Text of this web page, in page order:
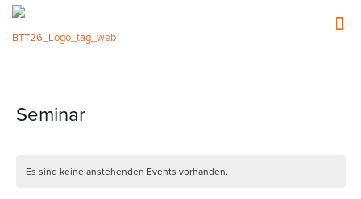
Seminar
Es sind keine anstehenden Events vorhanden.